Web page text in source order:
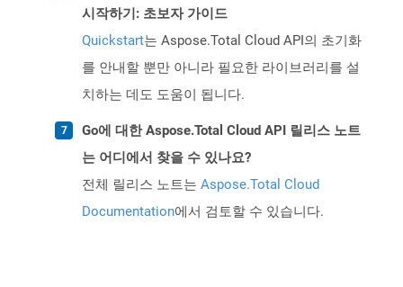
시작하기: 초보자 가이드
Quickstart는 Aspose.Total Cloud API의 초기화
를 안내할 뿐만 아니라 필요한 라이브러리를 설
치하는 데도 도움이 됩니다.
Go에 대한 Aspose.Total Cloud API 릴리스 노트
는 어디에서 찾을 수 있나요?
전체 릴리스 노트는 Aspose.Total Cloud
Documentation에서 검토할 수 있습니다.